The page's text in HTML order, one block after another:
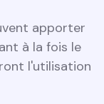
apporter
à la fois le
l'utilisation